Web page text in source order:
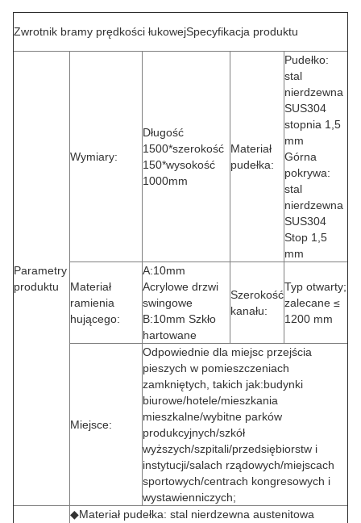
Zwrotnik bramy prędkości łukowejSpecyfikacja produktu
Parametry
produktu
Wymiary:
Długość
1500*szerokość
150*wysokość
1000mm
Materiał
pudełka:
Pudełko:
stal
nierdzewna
SUS304
stopnia 1,5
mm
Górna
pokrywa:
stal
nierdzewna
SUS304
Stop 1,5
mm
Materiał
ramienia
hującego:
A:10mm
Acrylowe drzwi
swingowe
B:10mm Szkło
hartowane
Szerokość
kanału:
Typ otwarty;
zalecane ≤
1200 mm
Miejsce:
Odpowiednie dla miejsc przejścia
pieszych w pomieszczeniach
zamkniętych, takich jak:budynki
biurowe/hotele/mieszkania
mieszkalne/wybitne parków
produkcyjnych/szkół
wyższych/szpitali/przedsiębiorstw i
instytucji/salach rządowych/miejscach
sportowych/centrach kongresowych i
wystawienniczych;
◆Materiał pudełka: stal nierdzewna austenitowa